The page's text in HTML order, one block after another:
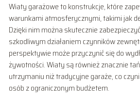
Wiaty garażowe to konstrukcje, które
warunkami atmosferycznymi, takimi jak
Dzięki nim można skutecznie
szkodliwym działaniem czynników
perspektywie może przyczynić się do
żywotności. Wiaty są również znacznie
utrzymaniu niż tradycyjne garaże, co
osób z ograniczonym budżetem.